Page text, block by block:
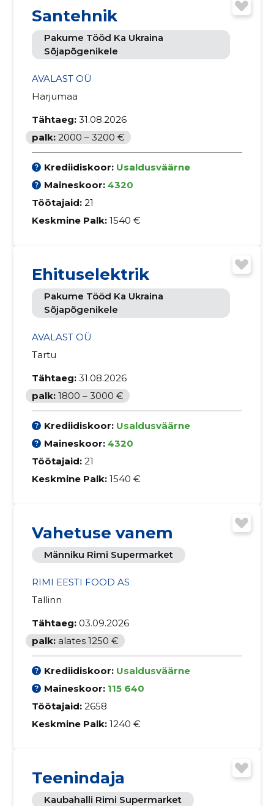
Santehnik
Pakume Tööd Ka Ukraina
Sõjapõgenikele
AVALAST OÜ
Harjumaa
Tähtaeg: 31.08.2026
palk: 2000 – 3200 €
Krediidiskoor: Usaldusväärne
Maineskoor: 4320
Töötajaid: 21
Keskmine Palk: 1540 €
Ehituselektrik
Pakume Tööd Ka Ukraina
Sõjapõgenikele
AVALAST OÜ
Tartu
Tähtaeg: 31.08.2026
palk: 1800 – 3000 €
Krediidiskoor: Usaldusväärne
Maineskoor: 4320
Töötajaid: 21
Keskmine Palk: 1540 €
Vahetuse vanem
Männiku Rimi Supermarket
RIMI EESTI FOOD AS
Tallinn
Tähtaeg: 03.09.2026
palk: alates 1250 €
Krediidiskoor: Usaldusväärne
Maineskoor: 115 640
Töötajaid: 2658
Keskmine Palk: 1240 €
Teenindaja
Kaubahalli Rimi Supermarket